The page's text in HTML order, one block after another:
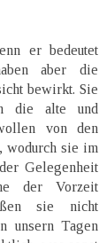
er bedeutet
aber die
bewirkt. Sie
die alte und
von den
wodurch sie im
Gelegenheit
der Vorzeit
sie nicht
unsern Tagen